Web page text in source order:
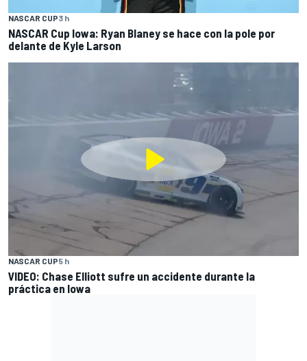
NASCAR CUP3 h
NASCAR Cup Iowa: Ryan Blaney se hace con la pole por
delante de Kyle Larson
NASCAR CUP5 h
VIDEO: Chase Elliott sufre un accidente durante la
práctica en Iowa